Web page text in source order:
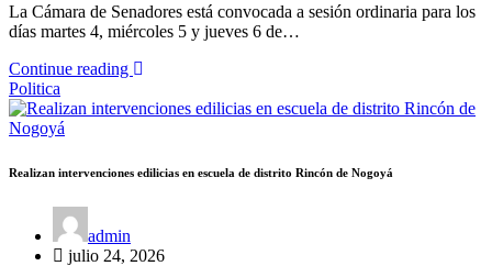
La Cámara de Senadores está convocada a sesión ordinaria para los
días martes 4, miércoles 5 y jueves 6 de…
Continue reading
Politica
Realizan intervenciones edilicias en escuela de distrito Rincón de Nogoyá
admin
julio 24, 2026